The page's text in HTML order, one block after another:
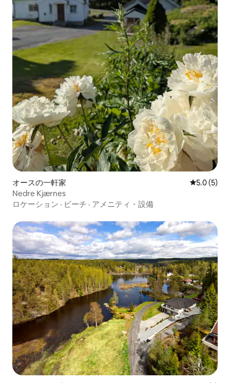
オースの一軒家 レビュー5
5.0 (5)
Nedre Kjærnes
ロケーション · ビーチ · アメニティ・設備